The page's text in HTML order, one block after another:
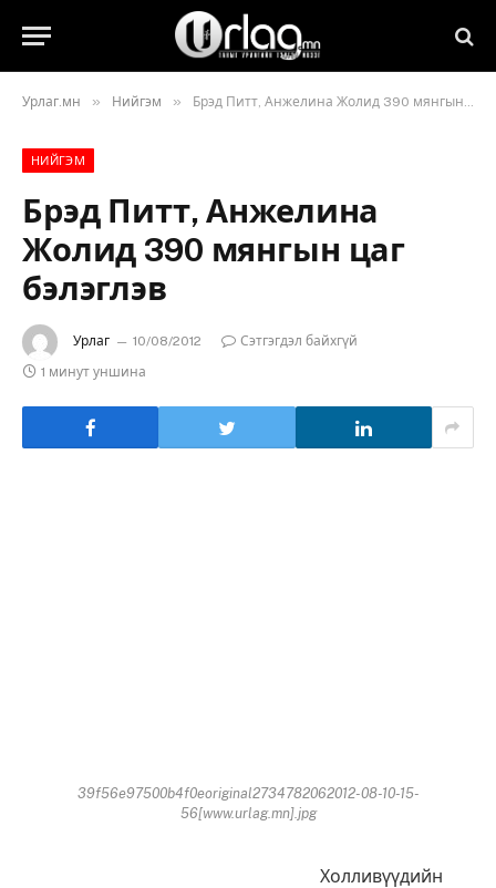
Урлаг.мн » Нийгэм » Брэд Питт, Анжелина Жолид 390 мянгын цаг бэлэглэв
НИЙГЭМ
Брэд Питт, Анжелина
Жолид 390 мянгын цаг
бэлэглэв
Урлаг 10/08/2012
Сэтгэгдэл байхгүй
1 минут уншина
39f56e97500b4f0eoriginal2734782062012-08-10-15-
56[www.urlag.mn].jpg
Холливүүдийн